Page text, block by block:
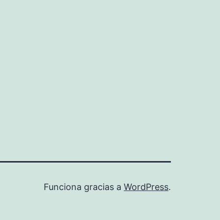
Funciona gracias a WordPress.